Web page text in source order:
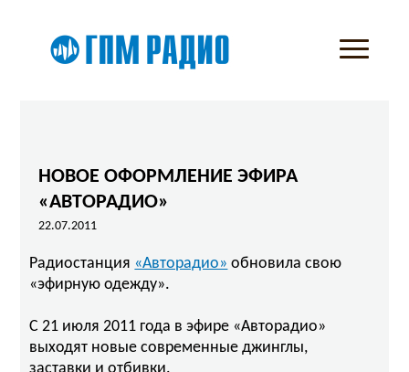
НОВОЕ ОФОРМЛЕНИЕ ЭФИРА
«АВТОРАДИО»
22.07.2011
Радиостанция «Авторадио» обновила свою
«эфирную одежду».
С 21 июля 2011 года в эфире «Авторадио»
выходят новые современные джинглы,